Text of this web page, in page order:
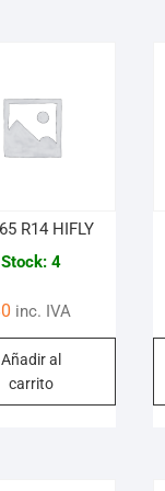
R14 HIFLY
Stock: 4
0 inc. IVA
Añadir al
carrito